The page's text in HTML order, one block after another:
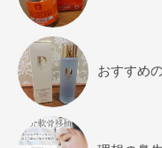
おすすめ